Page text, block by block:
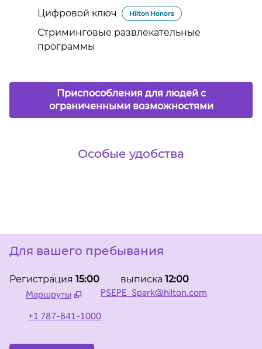
Цифровой ключ
Hilton Honors
Стриминговые развлекательные
программы
Приспособления для людей с
ограниченными возможностями
Особые удобства
ФИТНЕС-ЦЕНТР
Для вашего пребывания
Регистрация 15:00 выписка 12:00
Маршруты
Открывается новая вкладка
PSEPE_Spark@hilton.com
+1 787-841-1000